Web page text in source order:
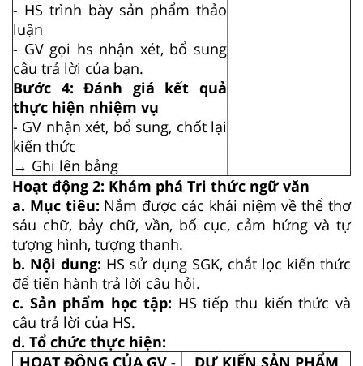
- HS trình bày sản phẩm thảo
luận
- GV gọi hs nhận xét, bổ sung
câu trả lời của bạn.
Bước 4: Đánh giá kết quả
thực hiện nhiệm vụ
- GV nhận xét, bổ sung, chốt lại
kiến thức
→ Ghi lên bảng
Hoạt động 2: Khám phá Tri thức ngữ văn
a. Mục tiêu: Nắm được các khái niệm về thể thơ
sáu chữ, bảy chữ, vần, bố cục, cảm hứng và tự
tượng hình, tượng thanh.
b. Nội dung: HS sử dụng SGK, chắt lọc kiến thức
để tiến hành trả lời câu hỏi.
c. Sản phẩm học tập: HS tiếp thu kiến thức và
câu trả lời của HS.
d. Tổ chức thực hiện:
HOẠT ĐỘNG CỦA GV -
DỰ KIẾN SẢN PHẨM